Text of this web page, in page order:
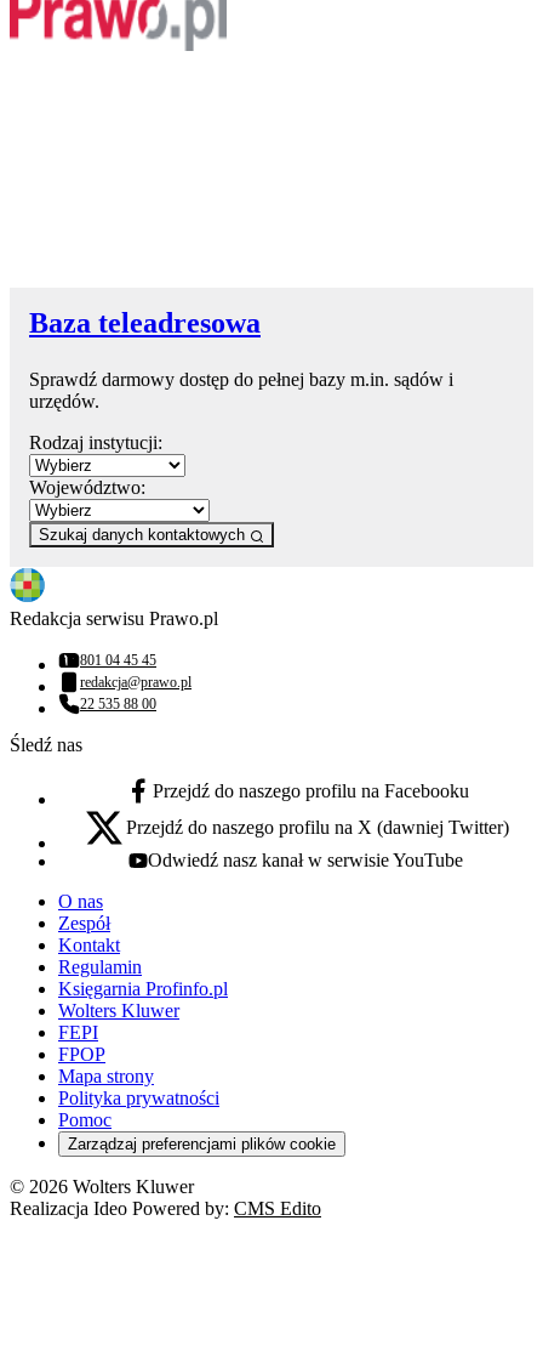
Baza teleadresowa
Sprawdź darmowy dostęp do pełnej bazy m.in. sądów i
urzędów.
Rodzaj instytucji:
Województwo:
Szukaj danych kontaktowych
Redakcja serwisu Prawo.pl
Numer telefonu:
801 04 45 45
Adres email:
redakcja@prawo.pl
Numer telefonu:
22 535 88 00
Śledź nas
facebook - otwiera się w nowej karcie
Przejdź do naszego profilu na Facebooku
x - otwiera się w nowej karcie
Przejdź do naszego profilu na X (dawniej Twitter)
youtube - otwiera się w nowej karcie
Odwiedź nasz kanał w serwisie YouTube
O nas
Zespół
Kontakt
Regulamin
Księgarnia Profinfo.pl
Wolters Kluwer
FEPI
FPOP
Mapa strony
Polityka prywatności
Pomoc
Zarządzaj preferencjami plików cookie
© 2026 Wolters Kluwer
Realizacja Ideo Powered by: CMS Edito